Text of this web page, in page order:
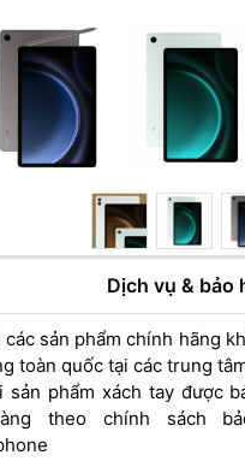
Dịch vụ & bảo
sản phẩm chính hãng
toàn quốc tại các trung
sản phẩm xách tay được
theo chính sách